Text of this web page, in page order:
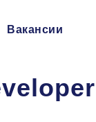
Вакансии